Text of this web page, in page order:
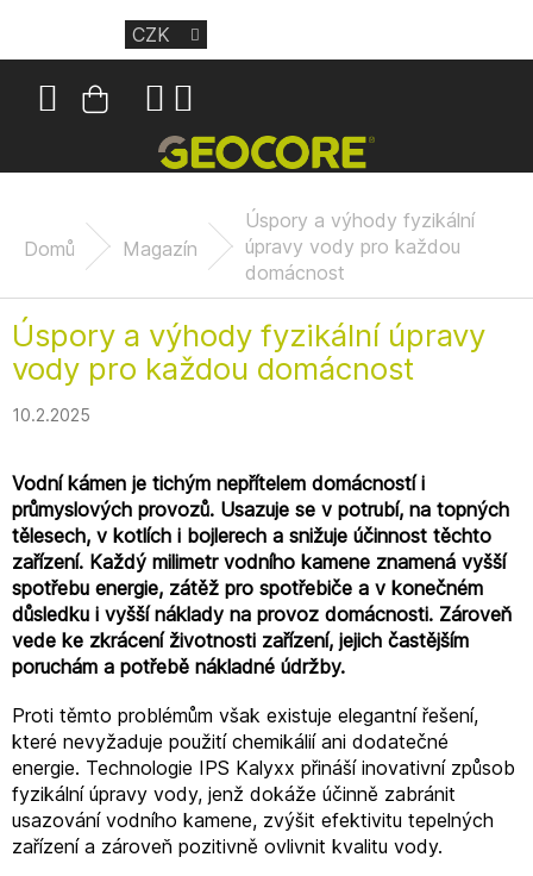
obsah
Nákupní
CZK
Domů Magazín
Úspory a výhody fyzikální
úpravy vody pro každou
domácnost
Úspory a výhody fyzikální úpravy
vody pro každou domácnost
10.2.2025
Vodní kámen je tichým nepřítelem domácností i
průmyslových provozů. Usazuje se v potrubí, na topných
tělesech, v kotlích i bojlerech a snižuje účinnost těchto
zařízení. Každý milimetr vodního kamene znamená vyšší
spotřebu energie, zátěž pro spotřebiče a v konečném
důsledku i vyšší náklady na provoz domácnosti. Zároveň
vede ke zkrácení životnosti zařízení, jejich častějším
poruchám a potřebě nákladné údržby.
Proti těmto problémům však existuje elegantní řešení,
které nevyžaduje použití chemikálií ani dodatečné
energie. Technologie IPS Kalyxx přináší inovativní způsob
fyzikální úpravy vody, jenž dokáže účinně zabránit
usazování vodního kamene, zvýšit efektivitu tepelných
zařízení a zároveň pozitivně ovlivnit kvalitu vody.